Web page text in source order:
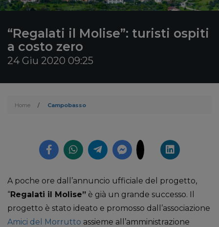
“Regalati il Molise”: turisti ospiti
a costo zero
24 Giu 2020 09:25
Home / Campobasso
A poche ore dall’annuncio ufficiale del progetto,
“Regalati il Molise” è già un grande successo. Il
progetto è stato ideato e promosso dall’associazione
Amici del Morrutto assieme all’amministrazione